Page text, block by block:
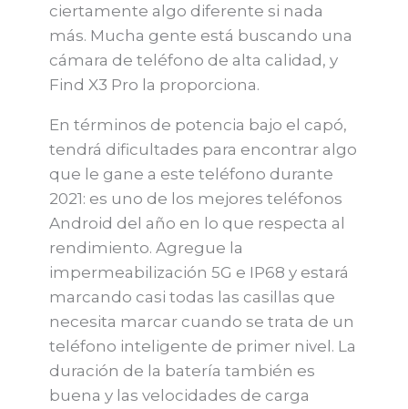
ciertamente algo diferente si nada
más. Mucha gente está buscando una
cámara de teléfono de alta calidad, y
Find X3 Pro la proporciona.
En términos de potencia bajo el capó,
tendrá dificultades para encontrar algo
que le gane a este teléfono durante
2021: es uno de los mejores teléfonos
Android del año en lo que respecta al
rendimiento. Agregue la
impermeabilización 5G e IP68 y estará
marcando casi todas las casillas que
necesita marcar cuando se trata de un
teléfono inteligente de primer nivel. La
duración de la batería también es
buena y las velocidades de carga